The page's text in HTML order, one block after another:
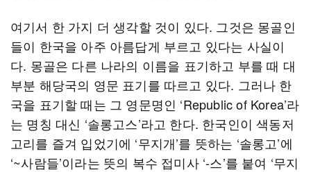
여기서 한 가지 더 생각할 것이 있다. 그것은 몽골인
들이 한국을 아주 아름답게 부르고 있다는 사실이
다. 몽골은 다른 나라의 이름을 표기하고 부를 때 대
부분 해당국의 영문 표기를 따르고 있다. 그러나 한
국을 표기할 때는 그 영문명인 ‘Republic of Korea’라
는 명칭 대신 ‘솔롱고스’라고 한다. 한국인이 색동저
고리를 즐겨 입었기에 ‘무지개’를 뜻하는 ‘솔롱고’에
‘~사람들’이라는 뜻의 복수 접미사 ‘-스’를 붙여 ‘무지